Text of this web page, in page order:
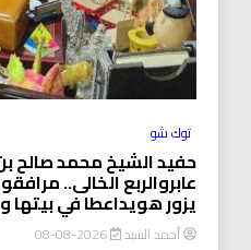
توك شو
حفيد الشيخ محمد صالح
عابروالربع الخالى..
يزور هويداعطا في
أحمد السيد 2026-08-08